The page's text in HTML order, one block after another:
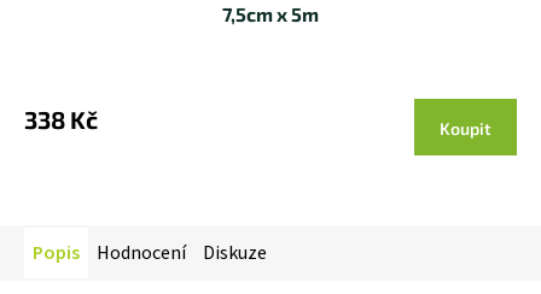
7,5cm x 5m
338 Kč Koupit
Popis Hodnocení Diskuze